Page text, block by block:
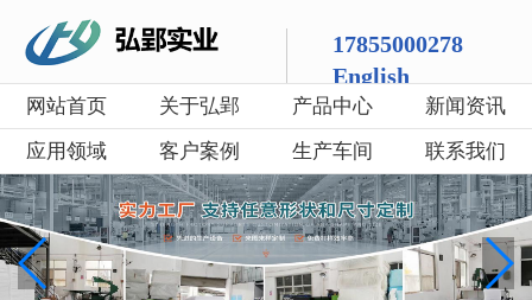
17855000278
English
网站首页 关于弘郢 产品中心
新闻资讯
应用领域
客户案例 生产车间 联系我们